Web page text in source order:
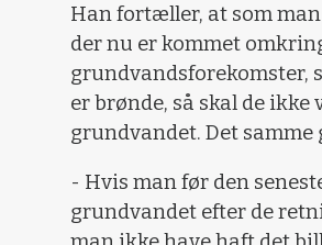
Han fortæller, at som
der nu er kommet
grundvandsforekomster,
er brønde, så skal de
grundvandet. Det
- Hvis man før den
grundvandet efter de